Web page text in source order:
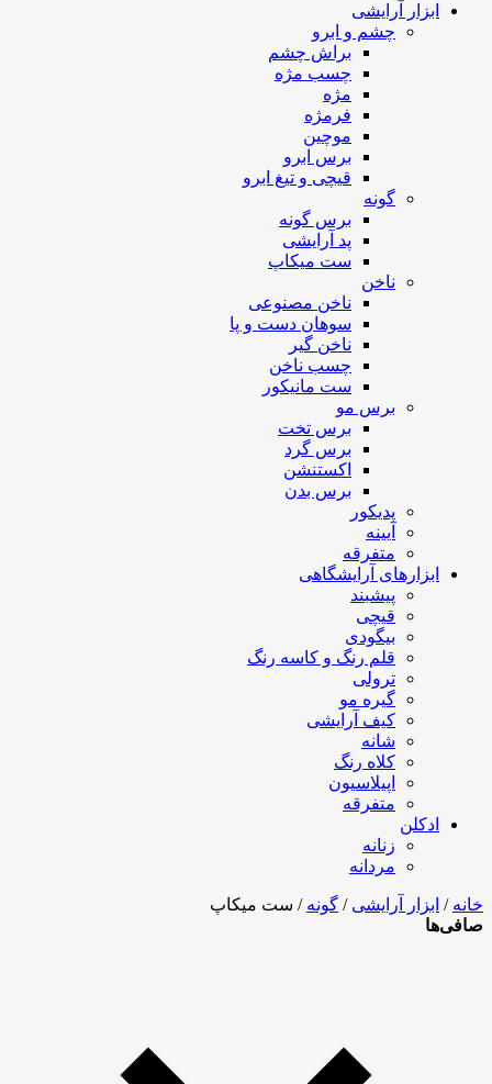
ابزار آرایشی
چشم و ابرو
براش چشم
چسب مژه
مژه
فرمژه
موچین
برس ابرو
قیچی و تیغ ابرو
گونه
برس گونه
پد آرایشی
ست میکاپ
ناخن
ناخن مصنوعی
سوهان دست و پا
ناخن گیر
چسب ناخن
ست مانیکور
برس مو
برس تخت
برس گرد
اکستنشن
برس بدن
پدیکور
آیینه
متفرقه
ابزارهای آرایشگاهی
پیشبند
قیچی
بیگودی
قلم رنگ و کاسه رنگ
ترولی
گیره مو
کیف آرایشی
شانه
کلاه رنگ
اپیلاسیون
متفرقه
ادکلن
زنانه
مردانه
خانه / ابزار آرایشی / گونه / ست میکاپ
صافی‌ها